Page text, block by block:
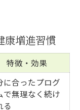
康増進習慣
特徴・効果
に合ったプログ
で無理なく続け
る